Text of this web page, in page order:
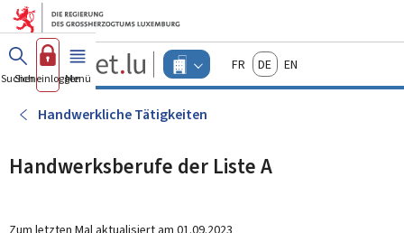
Zum Hauptmenü
Zum Inhalt
Guichet.lu
Changer
d'espace
-
Menu
actif
FrançaisDeutschEnglish
Suchen
Sich einloggen
Menü Haupt-
Handwerkliche Tätigkeiten
Handwerksberufe der Liste A